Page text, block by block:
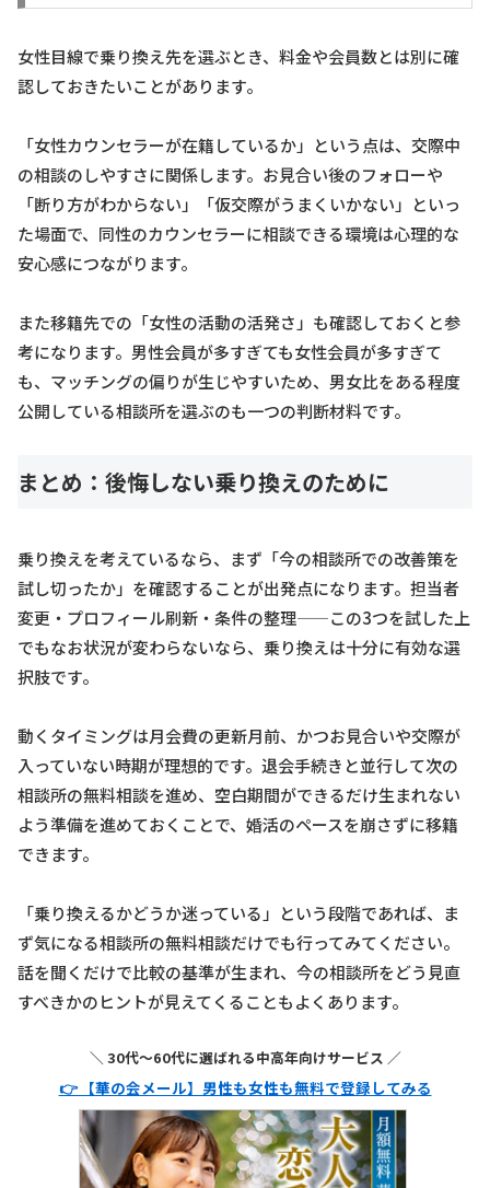
女性目線で乗り換え先を選ぶとき、料金や会員数とは別に確
認しておきたいことがあります。
「女性カウンセラーが在籍しているか」という点は、交際中
の相談のしやすさに関係します。お見合い後のフォローや
「断り方がわからない」「仮交際がうまくいかない」といっ
た場面で、同性のカウンセラーに相談できる環境は心理的な
安心感につながります。
また移籍先での「女性の活動の活発さ」も確認しておくと参
考になります。男性会員が多すぎても女性会員が多すぎて
も、マッチングの偏りが生じやすいため、男女比をある程度
公開している相談所を選ぶのも一つの判断材料です。
まとめ：後悔しない乗り換えのために
乗り換えを考えているなら、まず「今の相談所での改善策を
試し切ったか」を確認することが出発点になります。担当者
変更・プロフィール刷新・条件の整理——この3つを試した上
でもなお状況が変わらないなら、乗り換えは十分に有効な選
択肢です。
動くタイミングは月会費の更新月前、かつお見合いや交際が
入っていない時期が理想的です。退会手続きと並行して次の
相談所の無料相談を進め、空白期間ができるだけ生まれない
よう準備を進めておくことで、婚活のペースを崩さずに移籍
できます。
「乗り換えるかどうか迷っている」という段階であれば、ま
ず気になる相談所の無料相談だけでも行ってみてください。
話を聞くだけで比較の基準が生まれ、今の相談所をどう見直
すべきかのヒントが見えてくることもよくあります。
＼ 30代〜60代に選ばれる中高年向けサービス ／
👉 【華の会メール】男性も女性も無料で登録してみる